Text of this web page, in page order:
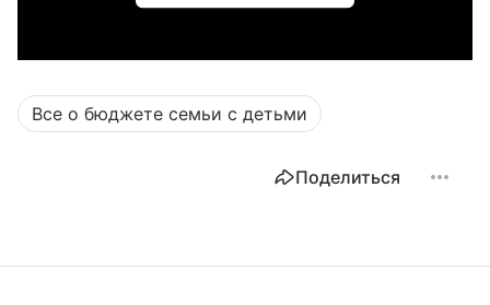
Все о бюджете семьи с детьми
Поделиться